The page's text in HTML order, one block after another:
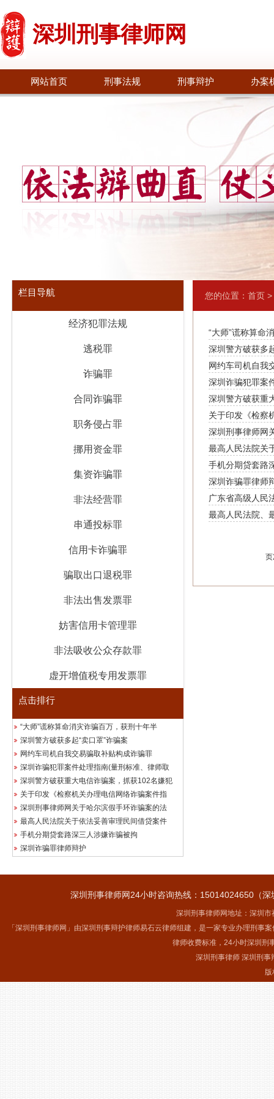
深圳刑事律师网
网站首页 刑事法规 刑事辩护 办案
栏目导航
经济犯罪法规
逃税罪
诈骗罪
合同诈骗罪
职务侵占罪
挪用资金罪
集资诈骗罪
非法经营罪
串通投标罪
信用卡诈骗罪
骗取出口退税罪
非法出售发票罪
妨害信用卡管理罪
非法吸收公众存款罪
虚开增值税专用发票罪
点击排行
“大师”谎称算命消灾诈骗百万，获刑十年半
深圳警方破获多起“卖口罩”诈骗案
网约车司机自我交易骗取补贴构成诈骗罪
深圳诈骗犯罪案件处理指南(量刑标准、律师取
深圳警方破获重大电信诈骗案，抓获102名嫌犯
关于印发《检察机关办理电信网络诈骗案件指
深圳刑事律师网关于哈尔滨假手环诈骗案的法
最高人民法院关于依法妥善审理民间借贷案件
手机分期贷套路深三人涉嫌诈骗被拘
深圳诈骗罪律师辩护
您的位置： 首页 >
“大师”谎称算命
深圳警方破获多
网约车司机自我
深圳诈骗犯罪案
深圳警方破获重
关于印发《检察
深圳刑事律师网
最高人民法院关
手机分期贷套路
深圳诈骗罪律师
广东省高级人民
最高人民法院、
深圳刑事律师网24小时咨询热线：15014024650（
深圳刑事律师网地址：深圳
「深圳刑事律师网」由深圳刑事辩护律师易石云律师组建，是一家专业办理刑
律师收费标准，24小时深圳刑
深圳刑事律师 深圳刑